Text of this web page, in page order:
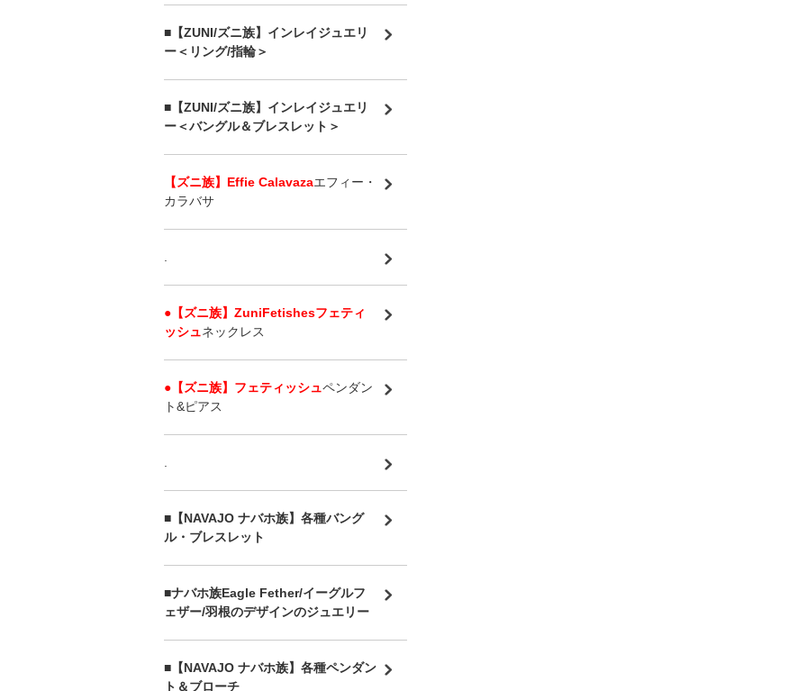
■【ZUNI/ズニ族】インレイジュエリ
ー＜リング/指輪＞
■【ZUNI/ズニ族】インレイジュエリ
ー＜バングル＆ブレスレット＞
【ズニ族】Effie Calavazaエフィー・
カラバサ
●【ズニ族】ZuniFetishesフェティ
ッシュネックレス
●【ズニ族】フェティッシュペンダン
ト&ピアス
■【NAVAJO ナバホ族】各種バング
ル・ブレスレット
■ナバホ族Eagle Fether/イーグルフ
ェザー/羽根のデザインのジュエリー
■【NAVAJO ナバホ族】各種ペンダン
ト＆ブローチ